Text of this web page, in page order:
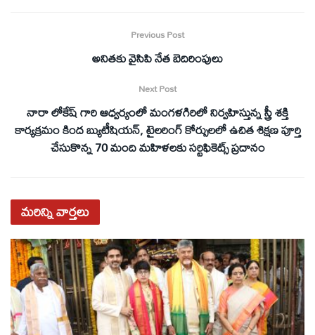
Previous Post
అనితకు వైసిపి నేత బెదిరింపులు
Next Post
నారా లోకేష్ గారి ఆధ్వర్యంలో మంగళగిరిలో నిర్వహిస్తున్న స్త్రీ శక్తి
కార్యక్రమం కింద బ్యుటీషియన్, టైలరింగ్ కోర్సులలో ఉచిత శిక్షణ పూర్తి
చేసుకొన్న 70 మంది మహిళలకు సర్టిఫికెట్స్ ప్రదానం
మరిన్నివార్తలు